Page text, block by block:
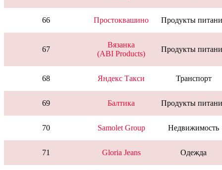
66 Простоквашино Продукты
67
Вязанка
(ABI Products)
Продукты
68 Яндекс Такси Транспорт
69 Балтика Продукты
70 Samolet Group Недвижимость
71 Gloria Jeans Одежда